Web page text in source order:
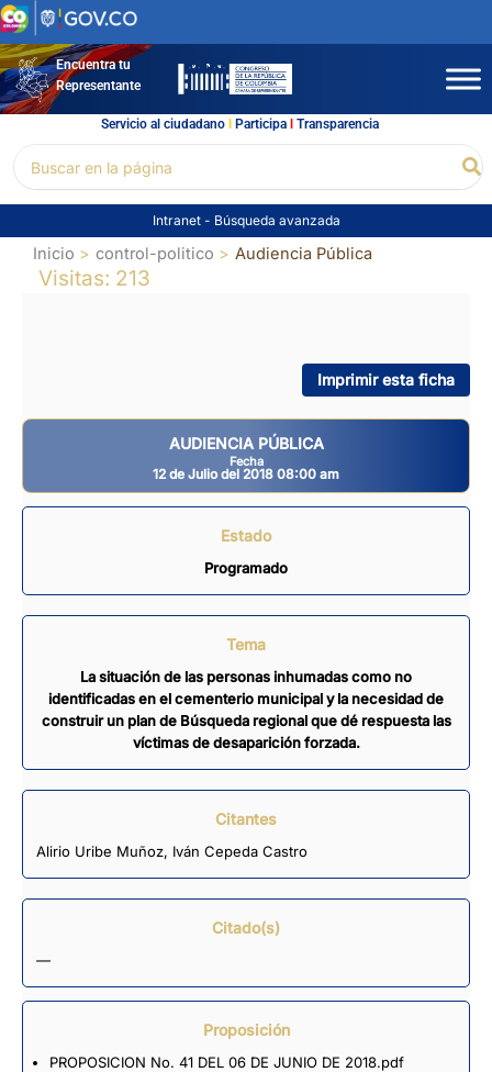
Ir
al
contenidoEncuentra tu
Representante
Servicio al ciudadano l Participal Transparencia
por:
Intranet - Búsqueda avanzada
Inicio control-politico Audiencia Pública
Visitas: 213
Imprimir esta ficha
AUDIENCIA PÚBLICA
Fecha
12 de Julio del 2018 08:00 am
Estado
Programado
Tema
La situación de las personas inhumadas como no
identificadas en el cementerio municipal y la necesidad de
construir un plan de Búsqueda regional que dé respuesta las
víctimas de desaparición forzada.
Citantes
Alirio Uribe Muñoz, Iván Cepeda Castro
Citado(s)
—
Proposición
PROPOSICION No. 41 DEL 06 DE JUNIO DE 2018.pdf